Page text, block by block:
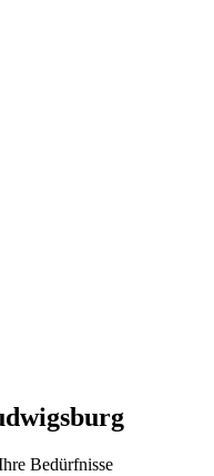
Bedürfnisse